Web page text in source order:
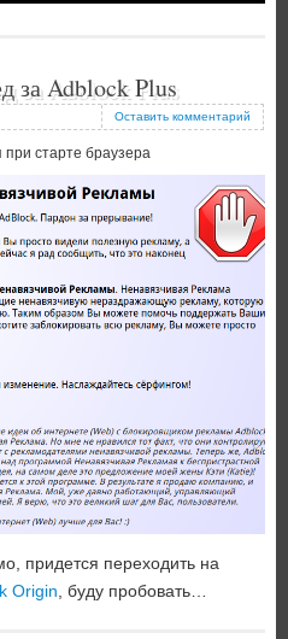
за Adblock Plus
Оставить комментарий
старте браузера
придется переходить на
Origin, буду пробовать…